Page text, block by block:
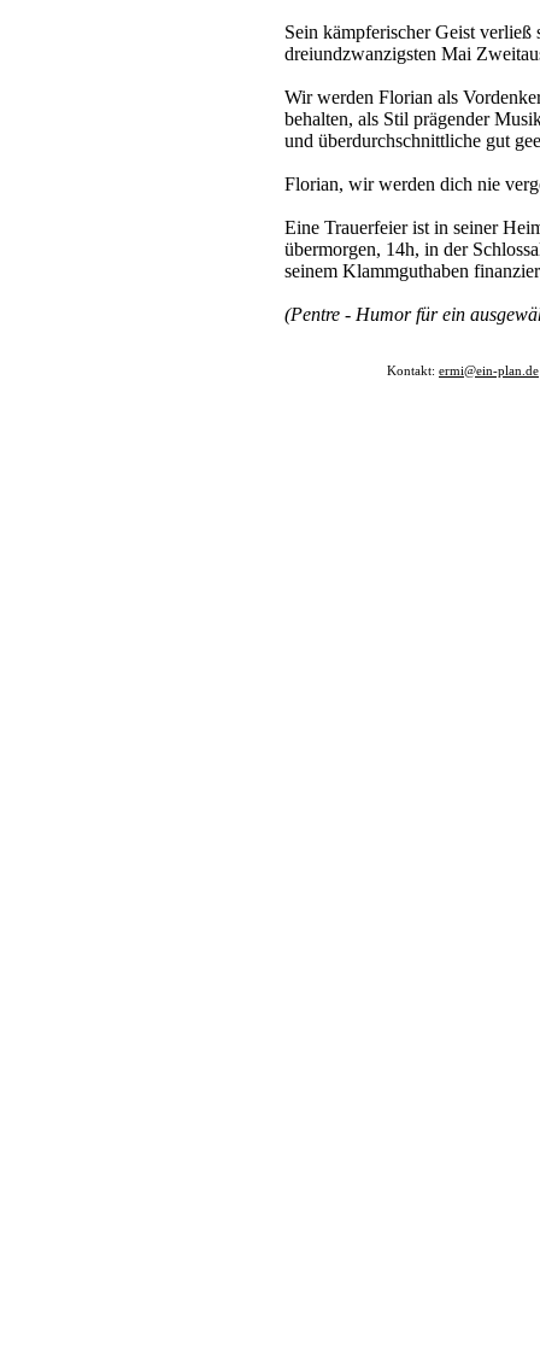
Sein kämpferischer Geist verließ
dreiundzwanzigsten Mai
Wir werden Florian als
behalten, als Stil prägender
und überdurchschnittliche gut
Florian, wir werden dich nie
Eine Trauerfeier ist in seiner
übermorgen, 14h, in der
seinem Klammguthaben
(Pentre - Humor für ein
Kontakt: ermi@ein-plan.de